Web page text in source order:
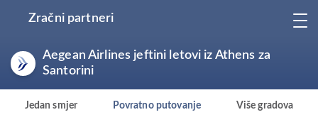
Zračni partneri
Aegean Airlines jeftini letovi iz Athens za
Santorini
Jedan smjer Povratno putovanje Više gradova